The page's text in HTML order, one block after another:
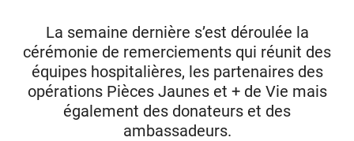
La semaine dernière s’est déroulée la
cérémonie de remerciements qui réunit des
équipes hospitalières, les partenaires des
opérations Pièces Jaunes et + de Vie mais
également des donateurs et des
ambassadeurs.